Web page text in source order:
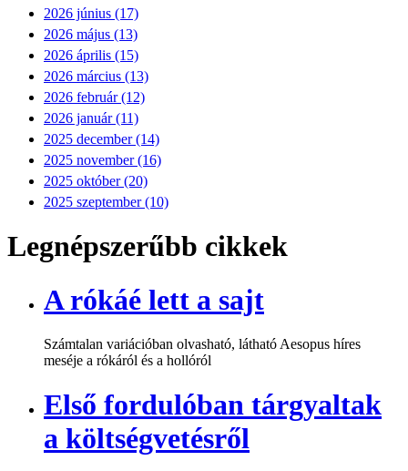
2026 június (17)
2026 május (13)
2026 április (15)
2026 március (13)
2026 február (12)
2026 január (11)
2025 december (14)
2025 november (16)
2025 október (20)
2025 szeptember (10)
Legnépszerűbb cikkek
A rókáé lett a sajt
Számtalan variációban olvasható, látható Aesopus híres
meséje a rókáról és a hollóról
Első fordulóban tárgyaltak
a költségvetésről